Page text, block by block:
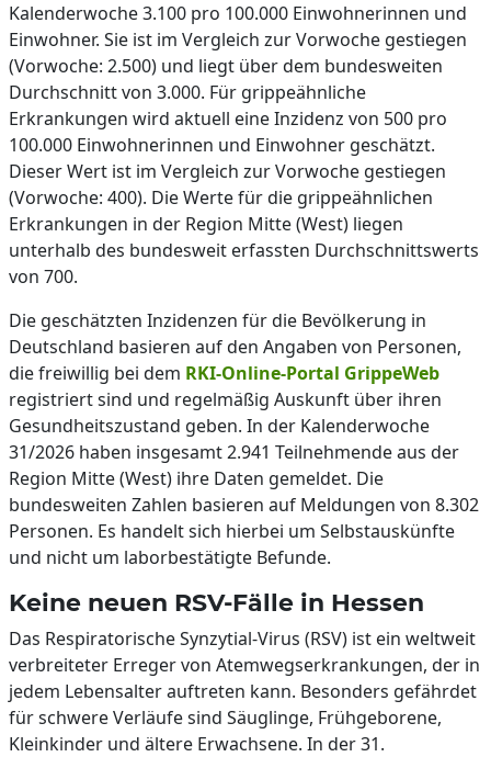
Kalenderwoche 3.100 pro 100.000 Einwohnerinnen und
Einwohner. Sie ist im Vergleich zur Vorwoche gestiegen
(Vorwoche: 2.500) und liegt über dem bundesweiten
Durchschnitt von 3.000. Für grippeähnliche
Erkrankungen wird aktuell eine Inzidenz von 500 pro
100.000 Einwohnerinnen und Einwohner geschätzt.
Dieser Wert ist im Vergleich zur Vorwoche gestiegen
(Vorwoche: 400). Die Werte für die grippeähnlichen
Erkrankungen in der Region Mitte (West) liegen
unterhalb des bundesweit erfassten Durchschnittswerts
von 700.
Die geschätzten Inzidenzen für die Bevölkerung in
Deutschland basieren auf den Angaben von Personen,
die freiwillig bei dem RKI-Online-Portal GrippeWeb
registriert sind und regelmäßig Auskunft über ihren
Gesundheitszustand geben. In der Kalenderwoche
31/2026 haben insgesamt 2.941 Teilnehmende aus der
Region Mitte (West) ihre Daten gemeldet. Die
bundesweiten Zahlen basieren auf Meldungen von 8.302
Personen. Es handelt sich hierbei um Selbstauskünfte
und nicht um laborbestätigte Befunde.
Keine neuen RSV-Fälle in Hessen
Das Respiratorische Synzytial-Virus (RSV) ist ein weltweit
verbreiteter Erreger von Atemwegserkrankungen, der in
jedem Lebensalter auftreten kann. Besonders gefährdet
für schwere Verläufe sind Säuglinge, Frühgeborene,
Kleinkinder und ältere Erwachsene. In der 31.